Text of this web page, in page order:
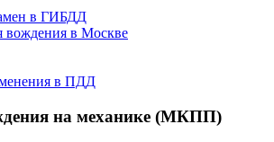
в ГИБДД
вождения в Москве
в ПДД
на механике (МКПП)